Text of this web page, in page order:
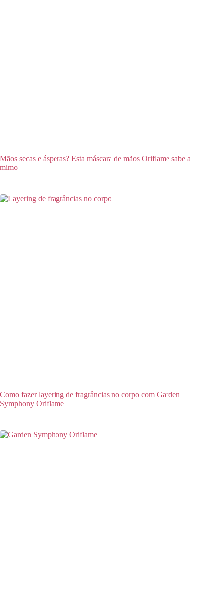
Mãos secas e ásperas? Esta máscara de mãos Oriflame sabe a
mimo
Como fazer layering de fragrâncias no corpo com Garden
Symphony Oriflame